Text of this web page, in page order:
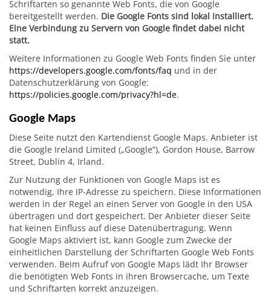
Schriftarten so genannte Web Fonts, die von Google
bereitgestellt werden. Die Google Fonts sind lokal installiert.
Eine Verbindung zu Servern von Google findet dabei nicht
statt.
Weitere Informationen zu Google Web Fonts finden Sie unter
https://developers.google.com/fonts/faq und in der
Datenschutzerklärung von Google:
https://policies.google.com/privacy?hl=de.
Google Maps
Diese Seite nutzt den Kartendienst Google Maps. Anbieter ist
die Google Ireland Limited („Google“), Gordon House, Barrow
Street, Dublin 4, Irland.
Zur Nutzung der Funktionen von Google Maps ist es
notwendig, Ihre IP-Adresse zu speichern. Diese Informationen
werden in der Regel an einen Server von Google in den USA
übertragen und dort gespeichert. Der Anbieter dieser Seite
hat keinen Einfluss auf diese Datenübertragung. Wenn
Google Maps aktiviert ist, kann Google zum Zwecke der
einheitlichen Darstellung der Schriftarten Google Web Fonts
verwenden. Beim Aufruf von Google Maps lädt Ihr Browser
die benötigten Web Fonts in ihren Browsercache, um Texte
und Schriftarten korrekt anzuzeigen.